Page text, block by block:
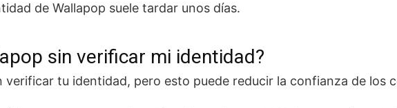
de Wallapop suele tardar unos días.
sin verificar mi identidad?
verificar tu identidad, pero esto puede reducir la confianza de los